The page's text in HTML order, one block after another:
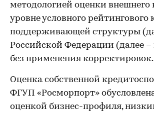
методологией оценки внешнего
уровне условного рейтингового
поддерживающей структуры
Российской Федерации (далее –
без применения корректировок.
Оценка собственной
ФГУП «Росморпорт»
оценкой бизнес-профиля,